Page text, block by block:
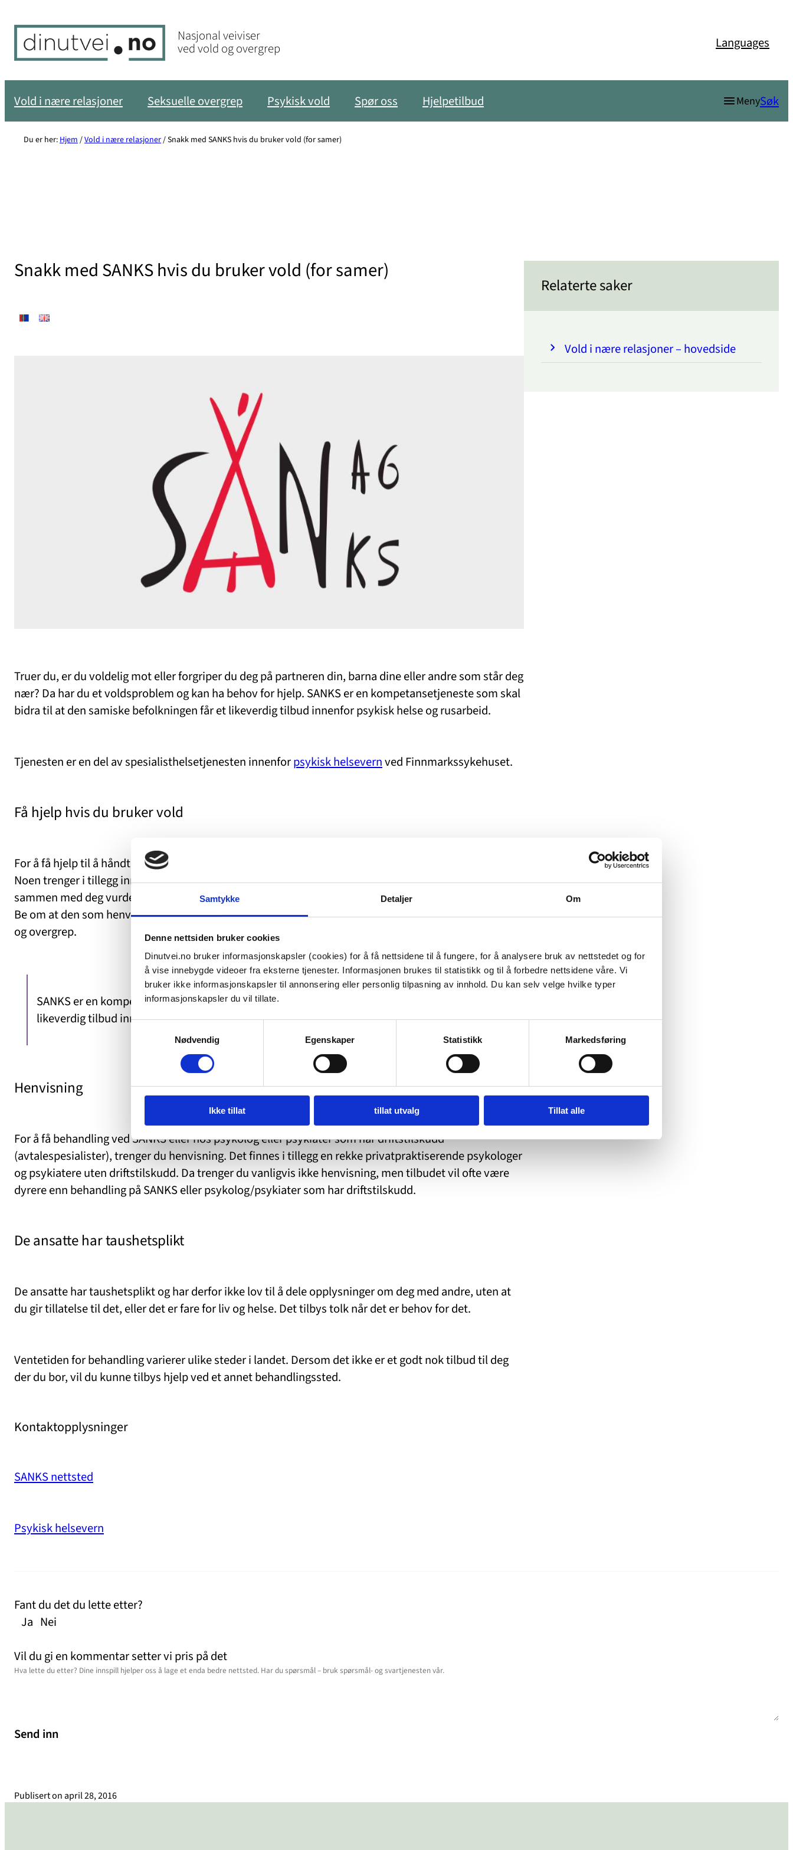
Samtykke Detaljer Om
Denne nettsiden bruker cookies
Dinutvei.no bruker informasjonskapsler (cookies) for å få nettsidene til å fungere, for å analysere bruk av nettstedet og for
å vise innebygde videoer fra eksterne tjenester. Informasjonen brukes til statistikk og til å forbedre nettsidene våre. Vi
bruker ikke informasjonskapsler til annonsering eller personlig tilpasning av innhold. Du kan selv velge hvilke typer
informasjonskapsler du vil tillate.
Nødvendig
Egenskaper Statistikk Markedsføring
Ikke tillat tillat utvalg Tillat alle
innhold
Nasjonal veiviser
ved vold og overgrep Languages
Vold i nære relasjoner Seksuelle overgrep Psykisk vold Spør oss Hjelpetilbud MenySøk
Du er her:Hjem/Vold i nære relasjoner/Snakk med SANKS hvis du bruker vold (for samer)
Snakk med SANKS hvis du bruker vold (for samer)
Truer du, er du voldelig mot eller forgriper du deg på partneren din, barna dine eller andre som står deg
nær? Da har du et voldsproblem og kan ha behov for hjelp. SANKS er en kompetansetjeneste som skal
bidra til at den samiske befolkningen får et likeverdig tilbud innenfor psykisk helse og rusarbeid.
Tjenesten er en del av spesialisthelsetjenesten innenforpsykisk helsevernved Finnmarkssykehuset.
Få hjelp hvis du bruker vold
For å få hjelp til å håndtere eget sinne og voldsbruk, kan du ha nytte av å snakke med en terapeut.
Noen trenger i tillegg innleggelse på psykiatrisk sykehus for en periode.Fastlegeeller psykolog kan
sammen med deg vurdere om du trenger slik hjelp og henvise deg videre dersom det er behov for det.
Be om at den som henviser deg er tydelig på at du trenger en terapeut med kunnskap om sinne, vold
og overgrep.
SANKS er en kompetansetjeneste som skal bidra til at den samiske befolkningen får et
likeverdig tilbud innenfor psykisk helse og rusarbeid
Henvisning
For å få behandling ved SANKS eller hos psykolog eller psykiater som har driftstilskudd
(avtalespesialister), trenger du henvisning. Det finnes i tillegg en rekke privatpraktiserende psykologer
og psykiatere uten driftstilskudd. Da trenger du vanligvis ikke henvisning, men tilbudet vil ofte være
dyrere enn behandling på SANKS eller psykolog/psykiater som har driftstilskudd.
De ansatte har taushetsplikt
De ansatte har taushetsplikt og har derfor ikke lov til å dele opplysninger om deg med andre, uten at
du gir tillatelse til det, eller det er fare for liv og helse. Det tilbys tolk når det er behov for det.
Ventetiden for behandling varierer ulike steder i landet. Dersom det ikke er et godt nok tilbud til deg
der du bor, vil du kunne tilbys hjelp ved et annet behandlingssted.
Kontaktopplysninger
SANKS nettsted
Psykisk helsevern
Relaterte saker
Vold i nære relasjoner – hovedside
Fant du det du lette etter?
Ja Nei
Vil du gi en kommentar setter vi pris på det
Send inn
Publisert onapril 28, 2016